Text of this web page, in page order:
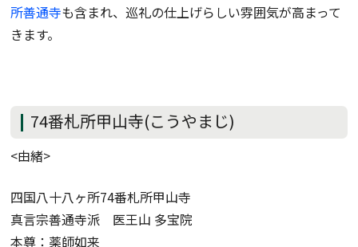
所善通寺も含まれ、巡礼の仕上げらしい雰囲気が高まって
きます。
74番札所甲山寺(こうやまじ)
<由緒>
四国八十八ヶ所74番札所甲山寺
真言宗善通寺派 医王山 多宝院
本尊：薬師如来